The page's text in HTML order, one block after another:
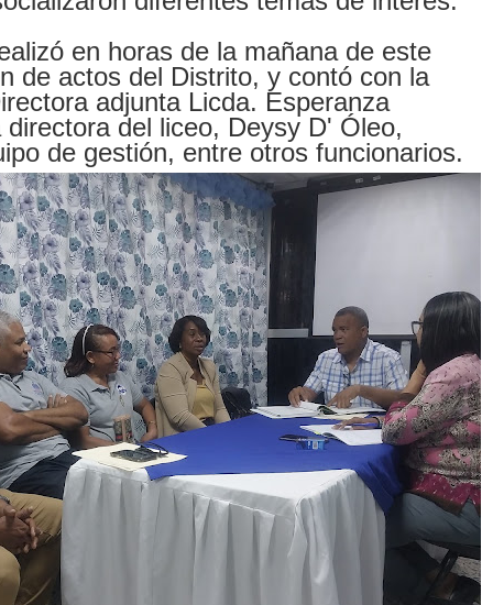
en horas de la mañana de este
de actos del Distrito, y contó con la
adjunta Licda. Esperanza
directora del liceo, Deysy D' Óleo,
de gestión, entre otros funcionarios.